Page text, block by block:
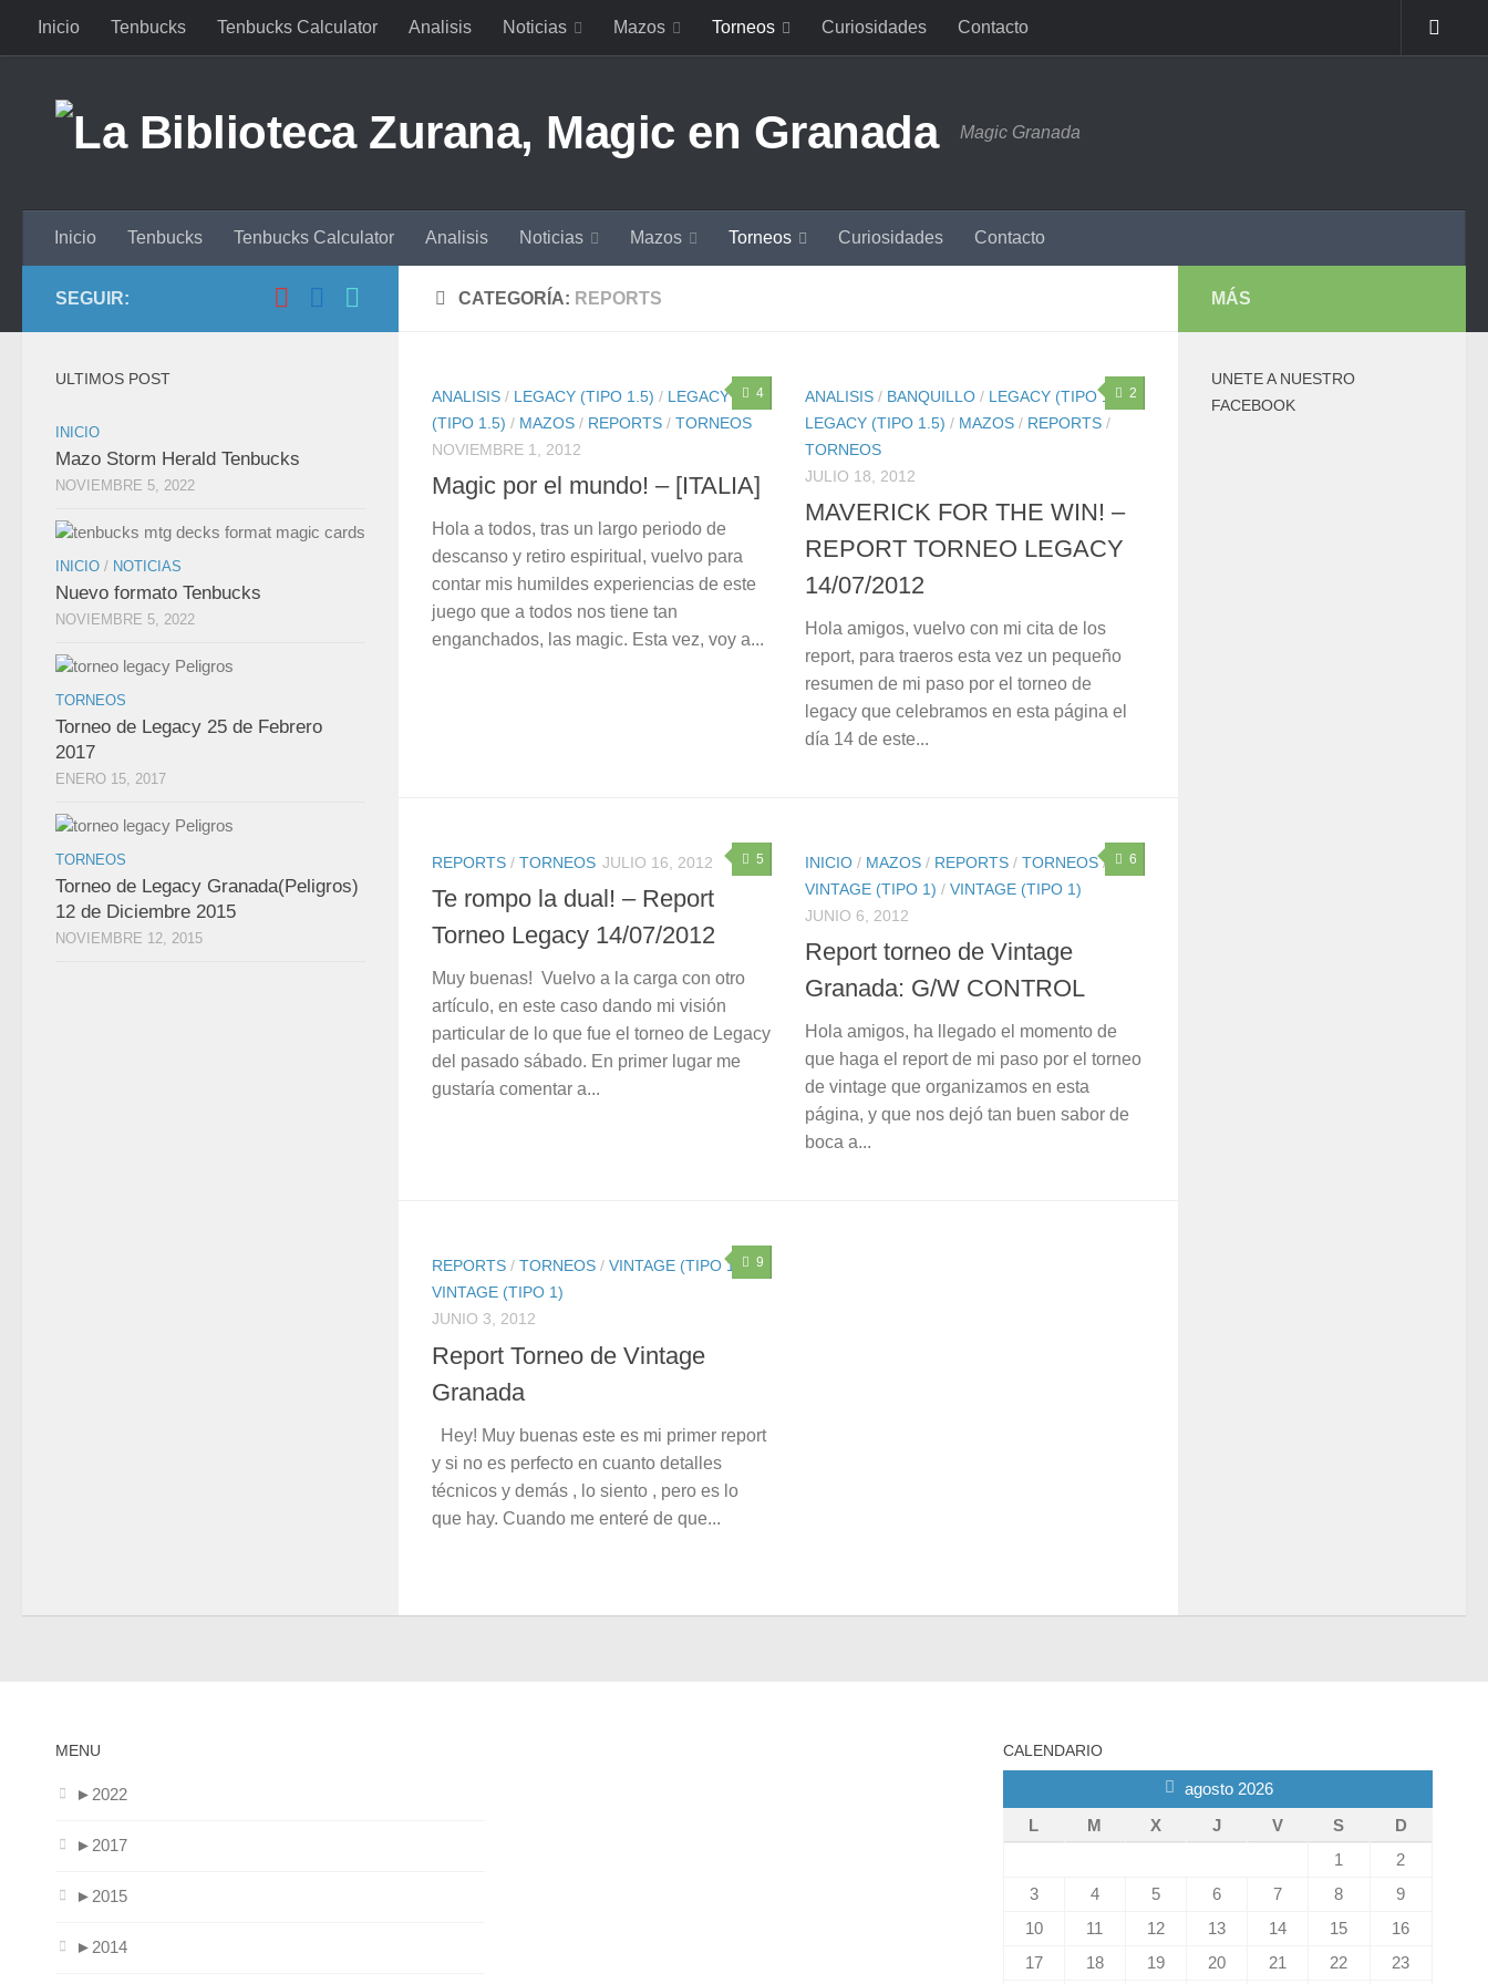
Saltar al contenido
Inicio Tenbucks Tenbucks Calculator Analisis Noticias Mazos Torneos Curiosidades Contacto
Magic Granada
Inicio Tenbucks Tenbucks Calculator Analisis Noticias Mazos Torneos Curiosidades Contacto
CATEGORÍA: REPORTS
4
ANALISIS / LEGACY (TIPO 1.5) / LEGACY
(TIPO 1.5) / MAZOS / REPORTS / TORNEOS
NOVIEMBRE 1, 2012
Magic por el mundo! – [ITALIA]
Hola a todos, tras un largo periodo de
descanso y retiro espiritual, vuelvo para
contar mis humildes experiencias de este
juego que a todos nos tiene tan
enganchados, las magic. Esta vez, voy a...
2
ANALISIS / BANQUILLO / LEGACY (TIPO 1.5) /
LEGACY (TIPO 1.5) / MAZOS / REPORTS /
TORNEOS
JULIO 18, 2012
MAVERICK FOR THE WIN! –
REPORT TORNEO LEGACY
14/07/2012
Hola amigos, vuelvo con mi cita de los
report, para traeros esta vez un pequeño
resumen de mi paso por el torneo de
legacy que celebramos en esta página el
día 14 de este...
5
REPORTS / TORNEOS JULIO 16, 2012
Te rompo la dual! – Report
Torneo Legacy 14/07/2012
Muy buenas! Vuelvo a la carga con otro
artículo, en este caso dando mi visión
particular de lo que fue el torneo de Legacy
del pasado sábado. En primer lugar me
gustaría comentar a...
6
INICIO / MAZOS / REPORTS / TORNEOS/
VINTAGE (TIPO 1) / VINTAGE (TIPO 1)
JUNIO 6, 2012
Report torneo de Vintage
Granada: G/W CONTROL
Hola amigos, ha llegado el momento de
que haga el report de mi paso por el torneo
de vintage que organizamos en esta
página, y que nos dejó tan buen sabor de
boca a...
9
REPORTS / TORNEOS / VINTAGE (TIPO 1)
/
VINTAGE (TIPO 1)
JUNIO 3, 2012
Report Torneo de Vintage
Granada
Hey! Muy buenas este es mi primer report
y si no es perfecto en cuanto detalles
técnicos y demás , lo siento , pero es lo
que hay. Cuando me enteré de que...
SEGUIR:
ULTIMOS POST
INICIO
Mazo Storm Herald Tenbucks
NOVIEMBRE 5, 2022
INICIO / NOTICIAS
Nuevo formato Tenbucks
NOVIEMBRE 5, 2022
TORNEOS
Torneo de Legacy 25 de Febrero
2017
ENERO 15, 2017
TORNEOS
Torneo de Legacy Granada(Peligros)
12 de Diciembre 2015
NOVIEMBRE 12, 2015
MÁS
UNETE A NUESTRO
FACEBOOK
MENU
► 2022
► 2017
► 2015
► 2014
CALENDARIO
agosto 2026
L
M X J V S
D
1
2
3
4 5 6 7 8
9
10
11 12 13 14 15
16
17
18 19 20 21 22 23